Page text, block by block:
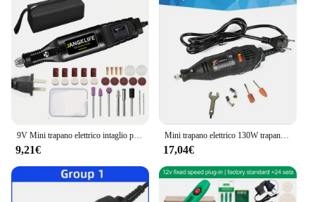
9,21€
Mini trapano elettrico 130W trapano 30000rpm utensili rotanti a velocità variabile incisore elettrico per Dremel 4000 3000
17,04€